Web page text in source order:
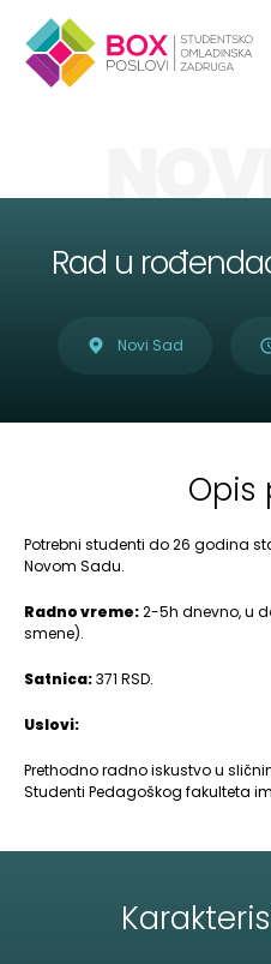
Rad u
Novi Sad
Opis
Potrebni studenti do 26 godina
Novom Sadu.
Radno vreme:2-5h dnevno, u
smene).
Satnica:371 RSD.
Uslovi:
Prethodno radno iskustvo u
Studenti Pedagoškog fakulteta